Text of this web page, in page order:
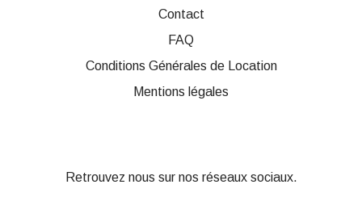
Contact
FAQ
Conditions Générales de Location
Mentions légales
Retrouvez nous sur nos réseaux sociaux.